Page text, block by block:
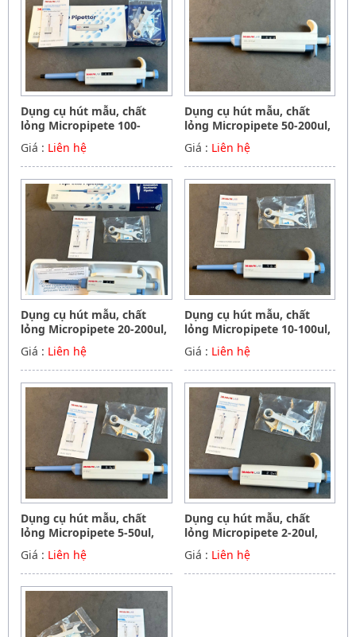
Dụng cụ hút mẫu, chất
lỏng Micropipete 100-
1000ul, Hãng Dragon
Giá : Liên hệ
Dụng cụ hút mẫu, chất
lỏng Micropipete 50-200ul,
Hãng Dragon
Giá : Liên hệ
Dụng cụ hút mẫu, chất
lỏng Micropipete 20-200ul,
Hãng Dragon
Giá : Liên hệ
Dụng cụ hút mẫu, chất
lỏng Micropipete 10-100ul,
Hãng Dragon
Giá : Liên hệ
Dụng cụ hút mẫu, chất
lỏng Micropipete 5-50ul,
Hãng Dragon
Giá : Liên hệ
Dụng cụ hút mẫu, chất
lỏng Micropipete 2-20ul,
Hãng Dragon
Giá : Liên hệ